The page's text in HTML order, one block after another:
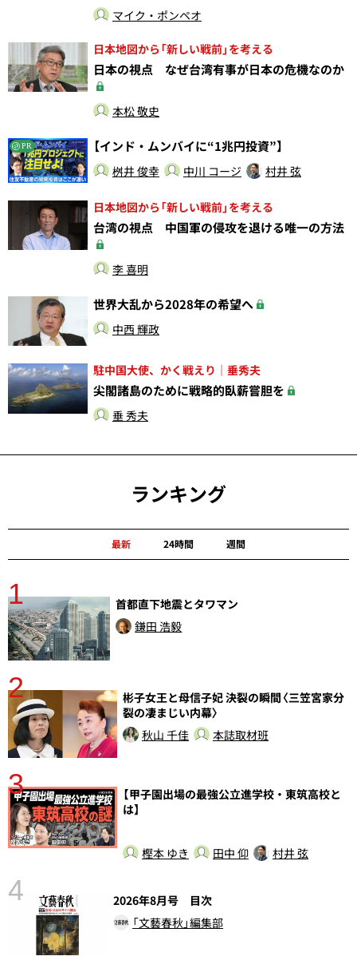
マイク・ポンペオ
日本地図から「新しい戦前」を考える
日本の視点 なぜ台湾有事が日本の危機なのか
本松 敬史
PR 【インド・ムンバイに“1兆円投資”】
桝井 俊幸 中川 コージ 村井 弦
日本地図から「新しい戦前」を考える
台湾の視点 中国軍の侵攻を退ける唯一の方法
李 喜明
世界大乱から2028年の希望へ
中西 輝政
駐中国大使、かく戦えり｜垂秀夫
尖閣諸島のために戦略的臥薪嘗胆を
垂 秀夫
ランキング
最新 24時間 週間
1
首都直下地震とタワマン
鎌田 浩毅
2
彬子女王と母信子妃 決裂の瞬間〈三笠宮家分
裂の凄まじい内幕〉
秋山 千佳
本誌取材班
3
【甲子園出場の最強公立進学校・東筑高校と
は】
樫本 ゆき 田中 仰 村井 弦
4
2026年8月号 目次
「文藝春秋」編集部